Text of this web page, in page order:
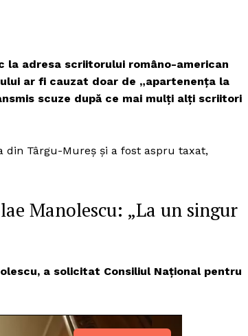
la adresa scriitorului româno-american
ar fi cauzat doar de „apartenența la
scuze după ce mai mulți alți scriitori
Târgu-Mureș și a fost aspru taxat,
Manolescu: „La un singur
a solicitat Consiliul Naţional pentru